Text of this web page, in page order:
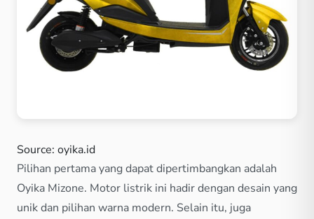
Source: oyika.id
Pilihan pertama yang dapat dipertimbangkan adalah
Oyika Mizone. Motor listrik ini hadir dengan desain yang
unik dan pilihan warna modern. Selain itu, juga